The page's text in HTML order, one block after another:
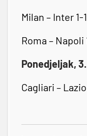
Milan – Inter 1-1
Roma – Napoli
Ponedjeljak,
Cagliari –